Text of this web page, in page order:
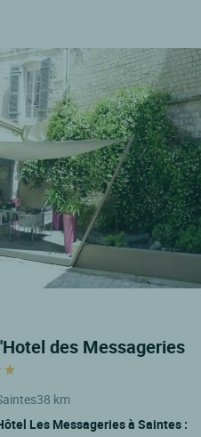
des Messageries
38 km
Les Messageries à Saintes :